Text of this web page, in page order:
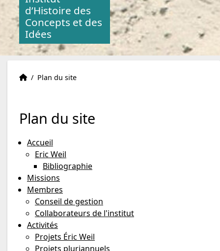
d’Histoire des
Concepts et des
Idées
Institut Eric Weil
Accueil
/ Plan du site
Plan du site
Accueil
Eric Weil
Bibliographie
Missions
Membres
Conseil de gestion
Collaborateurs de l'institut
Activités
Projets Éric Weil
Projets pluriannuels